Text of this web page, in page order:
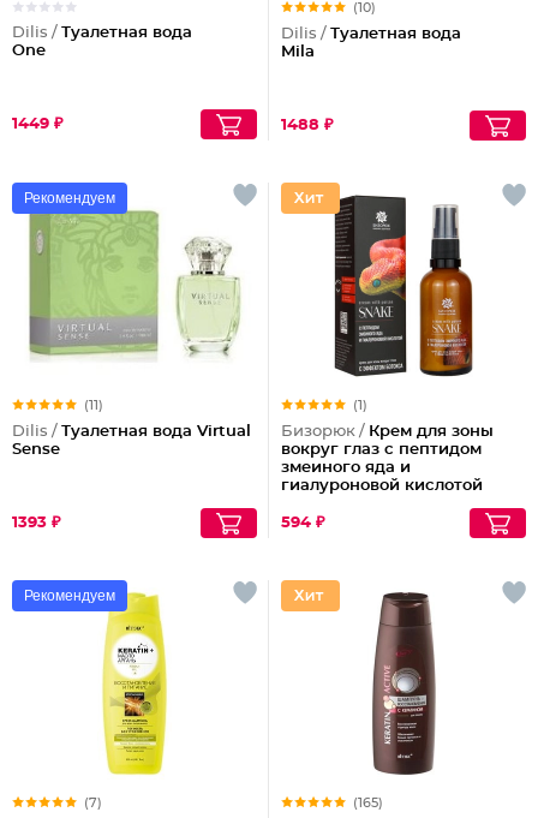
Dilis / Туалетная вода
One
1449 ₽
(10)
Dilis / Туалетная вода
Mila
1488 ₽
Рекомендуем
(11)
Dilis / Туалетная вода Virtual
Sense
1393 ₽
(1)
Бизорюк / Крем для зоны
вокруг глаз с пептидом
змеиного яда и
гиалуроновой кислотой
594 ₽
Рекомендуем
(7) (165)